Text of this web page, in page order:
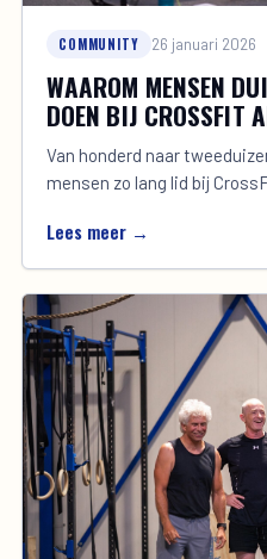
COMMUNITY 26 januari 2026
WAAROM MENSEN
DOEN BIJ CROSSFIT
Van honderd naar
mensen zo lang lid bij
Lees meer →